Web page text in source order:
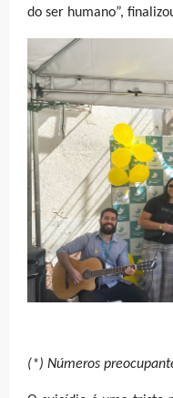
do ser humano”,
(*) Números